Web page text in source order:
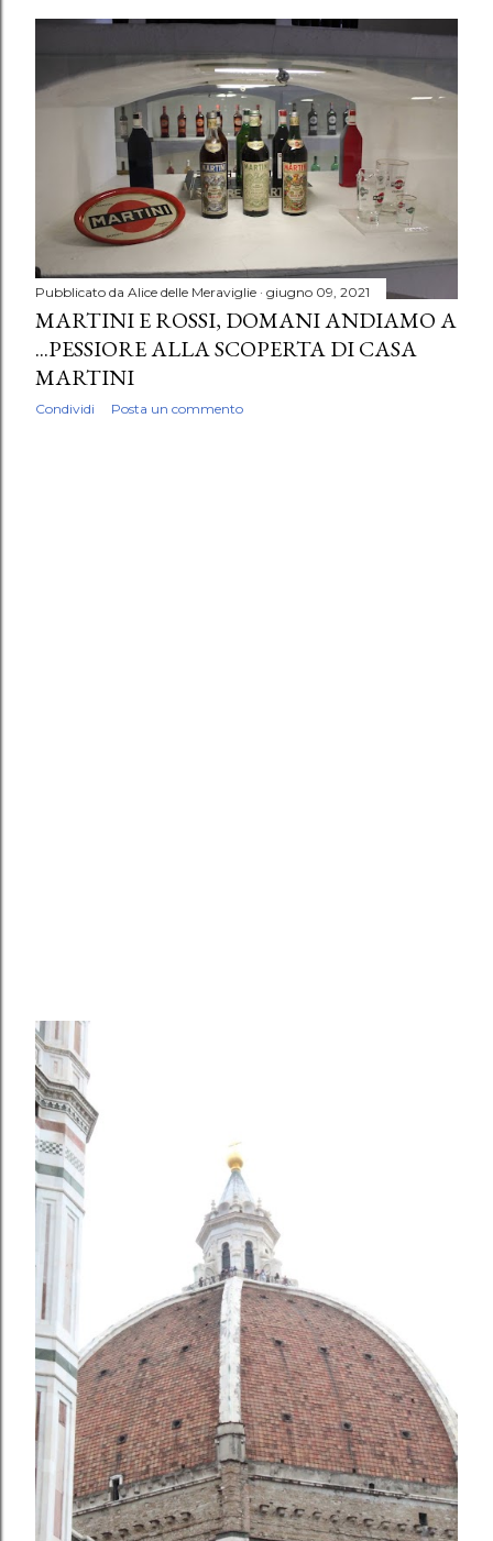
Pubblicato da Alice delle Meraviglie giugno 09, 2021
MARTINI E ROSSI, DOMANI ANDIAMO A
...PESSIORE ALLA SCOPERTA DI CASA
MARTINI
Condividi Posta un commento